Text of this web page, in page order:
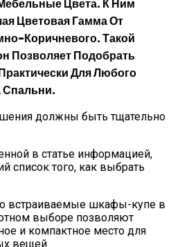
Цвета. К Ним
Цветовая Гамма От
Коричневого. Такой
Позволяет Подобрать
Для Любого
Спальни.
должны быть тщательно
в статье информацией,
список того, как выбрать
встраиваемые шкафы-купе в
выборе позволяют
и компактное место для
вещей.